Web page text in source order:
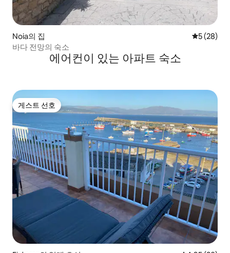
Noia의 집 평점 5점(5
5 (28)
바다 전망의 숙소
에어컨이 있는 아파트 숙소
게스트 선호
게스트 선호